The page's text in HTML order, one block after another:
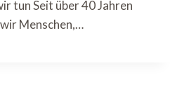
tun Seit über 40 Jahren
Menschen,…